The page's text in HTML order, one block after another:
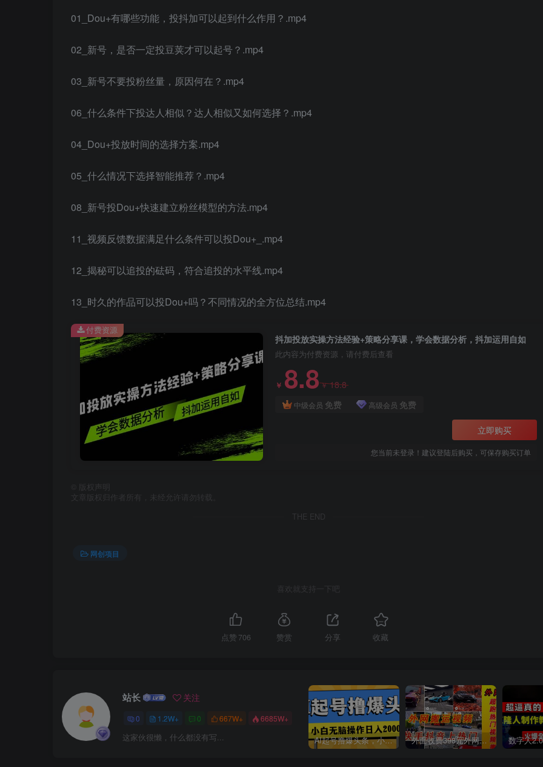
01_Dou+有哪些功能，投抖加可以起到什么作用？.mp4
02_新号，是否一定投豆荚才可以起号？.mp4
03_新号不要投粉丝量，原因何在？.mp4
06_什么条件下投达人相似？达人相似又如何选择？.mp4
04_Dou+投放时间的选择方案.mp4
05_什么情况下选择智能推荐？.mp4
08_新号投Dou+快速建立粉丝模型的方法.mp4
11_视频反馈数据满足什么条件可以投Dou+_.mp4
12_揭秘可以追投的砝码，符合追投的水平线.mp4
13_时久的作品可以投Dou+吗？不同情况的全方位总结.mp4
抖加投放实操方法经验+策略分享课，学会数据分析，抖加运用自如
此内容为付费资源，请付费后查看
￥ 8.8￥18.8
中级会员 免费 高级会员 免费
立即购买
您当前未登录！建议登陆后购买，可保存购买订单
付费资源
版权声明
文章版权归作者所有，未经允许请勿转载。
THE END
网创项目
喜欢就支持一下吧
点赞 706 赞赏 分享 收藏
站长 关注
0 1.2W+ 0 667W+ 6685W+
这家伙很懒，什么都没有写... AI起号撸爆头条，小白也能操作，日入2000+ 外面收费398元外网超跑豪车汽车视频搬运至快手抖音上热门项目